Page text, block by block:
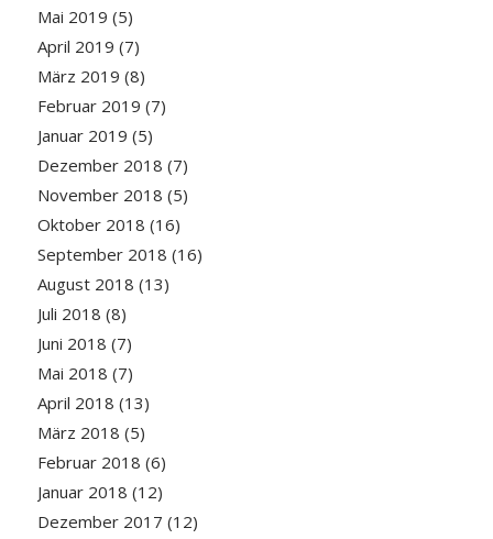
Mai 2019 (5)
April 2019 (7)
März 2019 (8)
Februar 2019 (7)
Januar 2019 (5)
Dezember 2018 (7)
November 2018 (5)
Oktober 2018 (16)
September 2018 (16)
August 2018 (13)
Juli 2018 (8)
Juni 2018 (7)
Mai 2018 (7)
April 2018 (13)
März 2018 (5)
Februar 2018 (6)
Januar 2018 (12)
Dezember 2017 (12)